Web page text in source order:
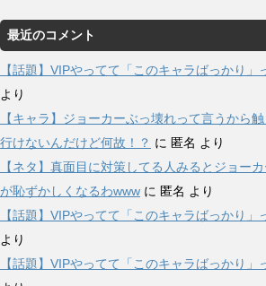
最近のコメント
【話題】VIPやってて「このキャラばっかり」
より
【キャラ】ジョーカーぶっ壊れって言うから
行けないんだけど何故！？ に 匿名 より
【ネタ】真面目に対策してる人みるとジョー
が恥ずかしくなるわwww に 匿名 より
【話題】VIPやってて「このキャラばっかり」
より
【話題】VIPやってて「このキャラばっかり」